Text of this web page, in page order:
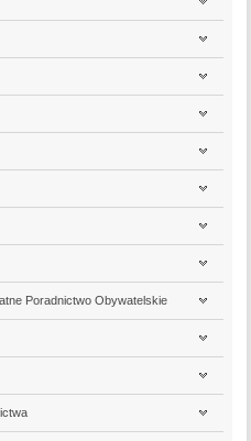
Poradnictwo Obywatelskie